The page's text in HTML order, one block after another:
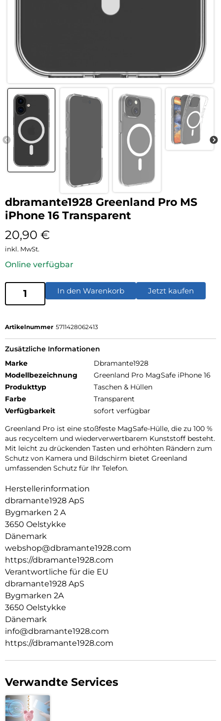
dbramante1928 Greenland Pro MS
iPhone 16 Transparent
20,90 €
inkl. MwSt.
Online verfügbar
In den Warenkorb Jetzt kaufen
Artikelnummer 5711428062413
Zusätzliche Informationen
Marke
Dbramante1928
Modellbezeichnung
Greenland Pro MagSafe iPhone 16
Produkttyp
Taschen & Hüllen
Farbe
Transparent
Verfügbarkeit
sofort verfügbar
Greenland Pro ist eine stoßfeste MagSafe-Hülle, die zu 100 %
aus recyceltem und wiederverwertbarem Kunststoff besteht.
Mit leicht zu drückenden Tasten und erhöhten Rändern zum
Schutz von Kamera und Bildschirm bietet Greenland
umfassenden Schutz für Ihr Telefon.
Herstellerinformation
dbramante1928 ApS
Bygmarken 2 A
3650 Oelstykke
Dänemark
webshop@dbramante1928.com
https://dbramante1928.com
Verantwortliche für die EU
dbramante1928 ApS
Bygmarken 2A
3650 Oelstykke
Dänemark
info@dbramante1928.com
https://dbramante1928.com
Verwandte Services